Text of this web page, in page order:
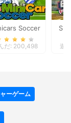
Golf Soccer
だ: 200,498 遊
ーゲーム